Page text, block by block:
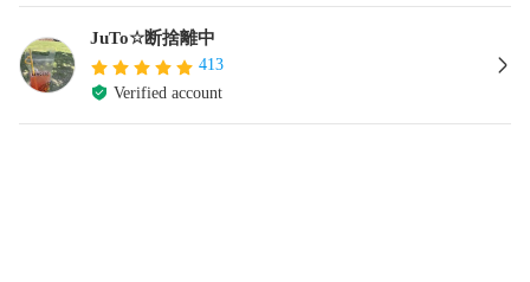
JuTo☆断捨離中
413
Verified account